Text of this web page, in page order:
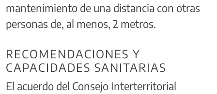
mantenimiento de una distancia con otras
personas de, al menos, 2 metros.
RECOMENDACIONES Y
CAPACIDADES SANITARIAS
El acuerdo del Consejo Interterritorial